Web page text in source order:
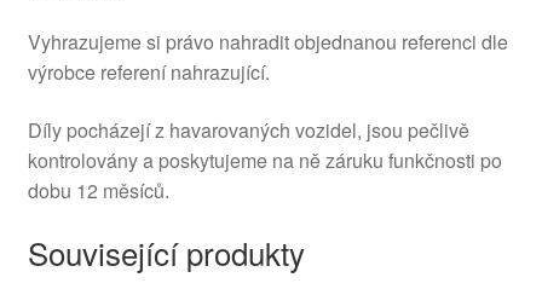
Vyhrazujeme si právo nahradit objednanou referenci dle
výrobce referení nahrazující.
Díly pocházejí z havarovaných vozidel, jsou pečlivě
kontrolovány a poskytujeme na ně záruku funkčnosti po
dobu 12 měsíců.
Související produkty